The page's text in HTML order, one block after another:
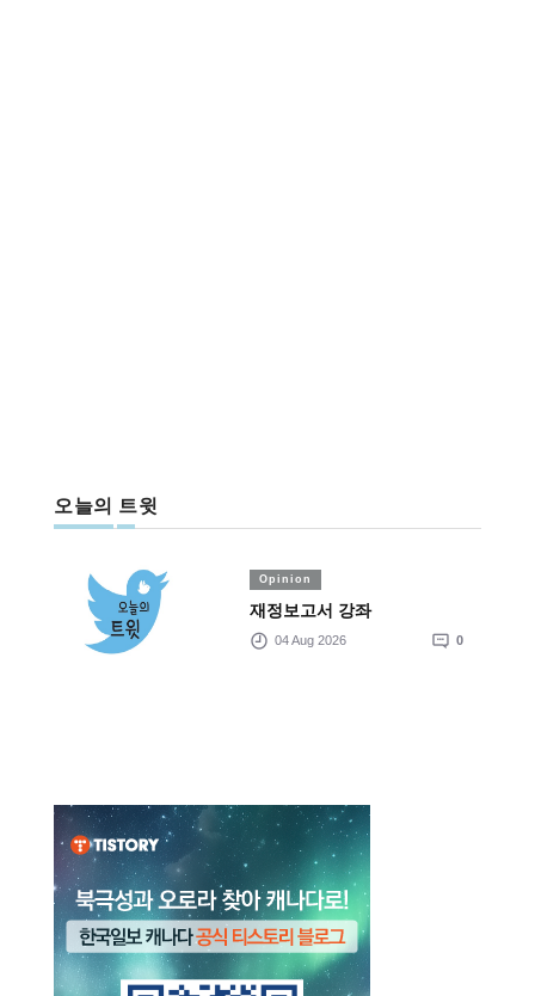
오늘의 트윗
Opinion
재정보고서 강좌
04 Aug 2026 0